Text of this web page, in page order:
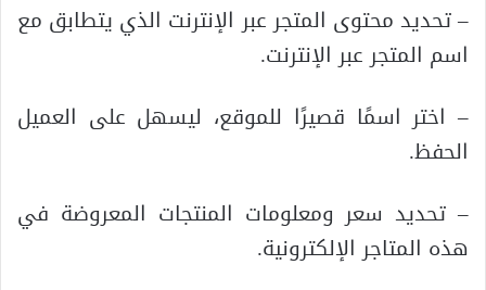
– تحديد محتوى المتجر عبر الإنترنت الذي يتطابق مع
اسم المتجر عبر الإنترنت.
– اختر اسمًا قصيرًا للموقع، ليسهل على العميل
الحفظ.
– تحديد سعر ومعلومات المنتجات المعروضة في
هذه المتاجر الإلكترونية.